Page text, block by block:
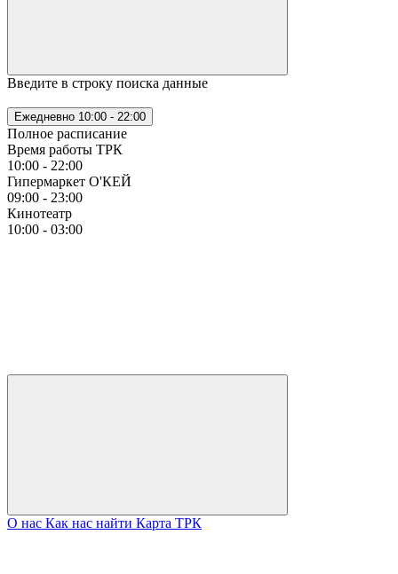
Введите в строку поиска данные
Ежедневно 10:00 - 22:00
Полное расписание
Время работы ТРК
10:00 - 22:00
Гипермаркет О'КЕЙ
09:00 - 23:00
Кинотеатр
10:00 - 03:00
О нас Как нас найти Карта ТРК